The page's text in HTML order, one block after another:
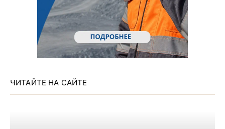
ЧИТАЙТЕ НА САЙТЕ